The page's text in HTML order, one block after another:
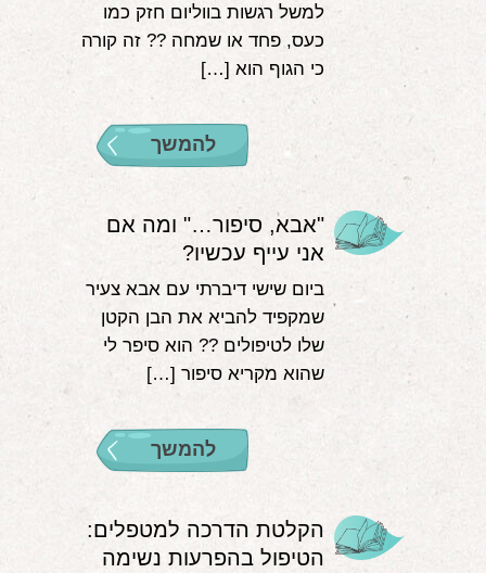
למשל רגשות בווליום חזק כמו
כעס, פחד או שמחה ?‍? זה קורה
כי הגוף הוא […]
להמשך
"אבא, סיפור…" ומה אם
אני עייף עכשיו?
ביום שישי דיברתי עם אבא צעיר
שמקפיד להביא את הבן הקטן
שלו לטיפולים ?‍? הוא סיפר לי
שהוא מקריא סיפור […]
להמשך
הקלטת הדרכה למטפלים:
הטיפול בהפרעות נשימה